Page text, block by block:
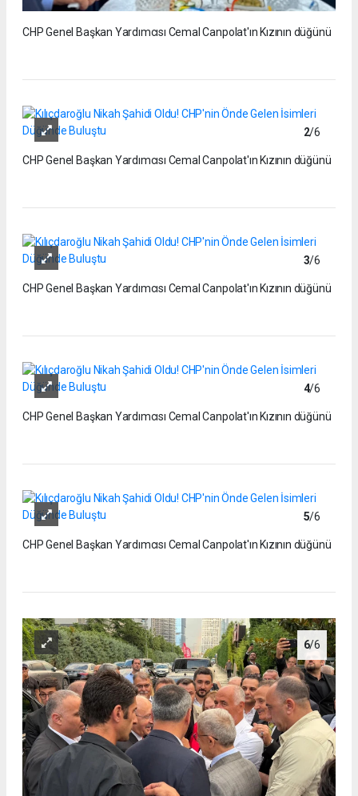
CHP Genel Başkan Yardımcısı Cemal Canpolat'ın Kızının düğünü
2/6
CHP Genel Başkan Yardımcısı Cemal Canpolat'ın Kızının düğünü
3/6
CHP Genel Başkan Yardımcısı Cemal Canpolat'ın Kızının düğünü
4/6
CHP Genel Başkan Yardımcısı Cemal Canpolat'ın Kızının düğünü
5/6
CHP Genel Başkan Yardımcısı Cemal Canpolat'ın Kızının düğünü
6/6